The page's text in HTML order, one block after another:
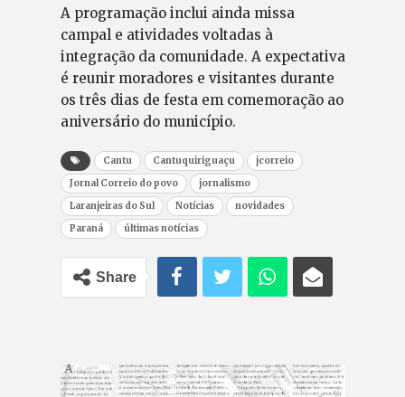
A programação inclui ainda missa
campal e atividades voltadas à
integração da comunidade. A expectativa
é reunir moradores e visitantes durante
os três dias de festa em comemoração ao
aniversário do município.
Cantu Cantuquiriguaçu
jcorreio
Jornal Correio do povo
jornalismo
Laranjeiras do Sul
Notícias
novidades
Paraná
últimas notícias
Share